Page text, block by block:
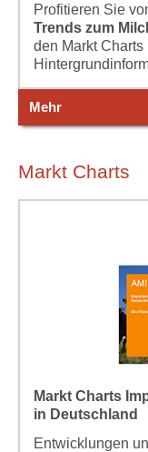
Profitieren Sie
Trends zum
den Markt Charts
Mehr
Markt Charts
Markt Charts
in Deutschland
Entwicklungen